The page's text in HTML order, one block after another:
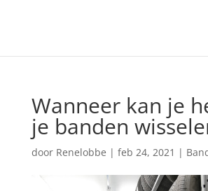
Wanneer kan je
je banden
door Renelobbe | feb 24, 2021 |